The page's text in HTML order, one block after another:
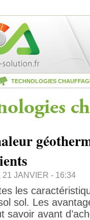
TECHNOLOGIES
21 JANVIER - 16:34
les
sol. Les
savoir avant